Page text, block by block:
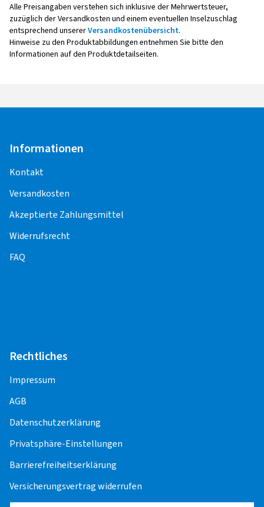
Reifenmontage
Alle Montagepreise verstehen sich pro Rad,
Programmierung, -Anlernen,
einschließlich der Preise für die
Montageleistungen, sind die Montagepartner
Alle Preisangaben verstehen sich inklusive der Mehrwertsteuer,
zuzüglich der Versandkosten und einem eventuellen Inselzuschlag
entsprechend unsererVersandkostenübersicht.
Hinweise zu den Produktabbildungen entnehmen Sie bitte den
Informationen auf den Produktdetailseiten.
Informationen
Kontakt
Versandkosten
Akzeptierte Zahlungsmittel
Widerrufsrecht
FAQ
Rechtliches
Impressum
AGB
Datenschutzerklärung
Privatsphäre-Einstellungen
Barrierefreiheitserklärung
Versicherungsvertrag widerrufen